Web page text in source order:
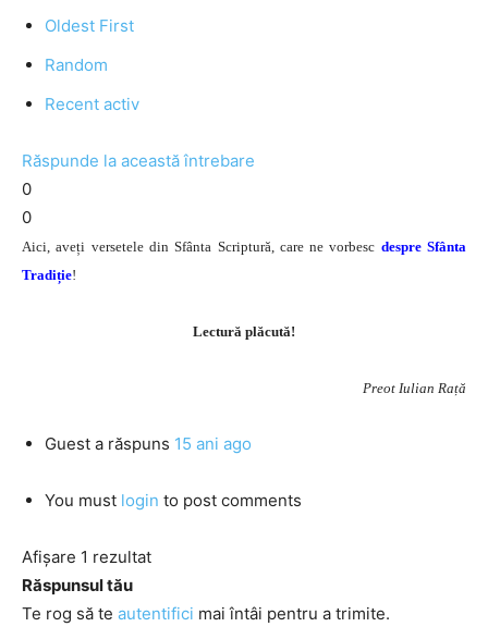
Oldest First
Random
Recent activ
Răspunde la această întrebare
0
0
Aici, aveți versetele din Sfânta Scriptură, care ne vorbesc despre Sfânta
Tradiție!
Lectură plăcută!
Preot Iulian Rață
Guest a răspuns 15 ani ago
You must login to post comments
Afișare 1 rezultat
Răspunsul tău
Te rog să te autentifici mai întâi pentru a trimite.